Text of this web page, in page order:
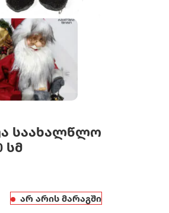
საახალწლო
სმ
არ არის მარაგში